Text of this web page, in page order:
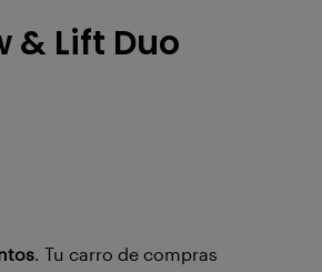
& Lift Duo
. Tu carro de compras